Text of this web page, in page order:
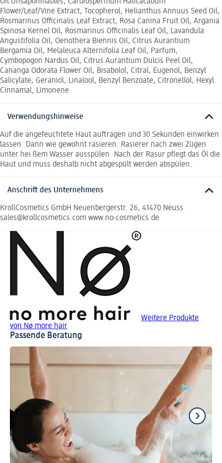
Oil Unsaponifiables, Cardiospermum Halicacabum
Flower/Leaf/Vine Extract, Tocopherol, Helianthus Annuus Seed Oil,
Rosmarinus Officinalis Leaf Extract, Rosa Canina Fruit Oil, Argania
Spinosa Kernel Oil, Rosmarinus Officinalis Leaf Oil, Lavandula
Angustifolia Oil, Oenothera Biennis Oil, Citrus Aurantium
Bergamia Oil, Melaleuca Alternifolia Leaf Oil, Parfum,
Cymbopogon Nardus Oil, Citrus Aurantium Dulcis Peel Oil,
Cananga Odorata Flower Oil, Bisabolol, Citral, Eugenol, Benzyl
Salicylate, Geraniol, Linalool, Benzyl Benzoate, Citronellol, Hexyl
Cinnamal, Limonene
Verwendungshinweise
Auf die angefeuchtete Haut auftragen und 30 Sekunden einwirken
lassen. Dann wie gewohnt rasieren. Rasierer nach zwei Zügen
unter hei ßem Wasser ausspülen. Nach der Rasur pflegt das Öl die
Haut und muss deshalb nicht abgespült werden abspülen.
Anschrift des Unternehmens
KrollCosmetics GmbH Neuenbergerstr. 26, 41470 Neuss
sales@krollcosmetics.com www.no-cosmetics.de
Weitere Produkte
von Nø more hair
Passende Beratung